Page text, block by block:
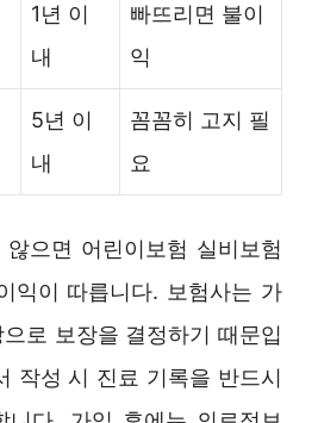
1년 이
내
빠뜨리면 불이
익
5년 이
내
꼼꼼히 고지 필
요
으면 어린이보험 실비보험
익이 따릅니다. 보험사는 가
로 보장을 결정하기 때문입
작성 시 진료 기록을 반드시